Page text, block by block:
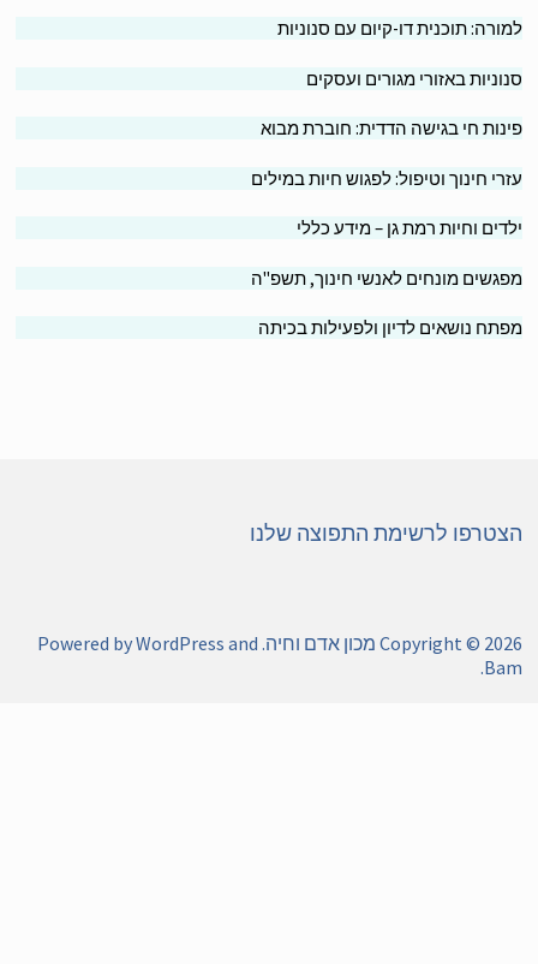
תוכנית דו-קיום עם סנוניות
באזורי מגורים ועסקים
חי בגישה הדדית: חוברת מבוא
חינוך וטיפול: לפגוש חיות במילים
וחיות רמת גן – מידע כללי
מונחים לאנשי חינוך, תשפ"ה
נושאים לדיון ולפעילות בכיתה
לרשימת התפוצה שלנו
Copyright ©מכון אדם וחיה. Powered by
WordPressand
.